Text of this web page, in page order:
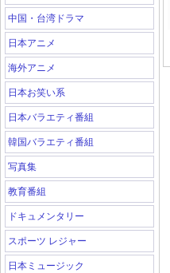
中国・台湾ドラマ
日本アニメ
海外アニメ
日本お笑い系
日本バラエティ番組
韓国バラエティ番組
写真集
教育番組
ドキュメンタリー
スポーツ レジャー
日本ミュージック